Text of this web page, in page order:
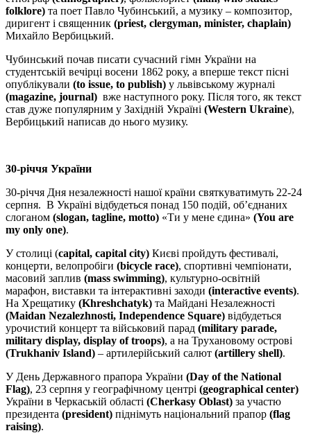
folklore) та поет Павло Чубинський, а музику – композитор,
диригент і священник (priest, clergyman, minister, chaplain)
Михайло Вербицький.
Чубинський почав писати сучасний гімн України на
студентській вечірці восени 1862 року, а вперше текст пісні
опублікували (to issue, to publish) у львівському журналі
(magazine, journal) вже наступного року. Після того, як текст
став дуже популярним у Західній Україні (Western Ukraine),
Вербицький написав до нього музику.
30-річчя України
30-річчя Дня незалежності нашої країни святкуватимуть 22-24
серпня. В Україні відбудеться понад 150 подій, об’єднаних
слоганом (slogan, tagline, motto) «Ти у мене єдина» (You are
my only one).
У столиці (capital, capital city) Києві пройдуть фестивалі,
концерти, велопробіги (bicycle race), спортивні чемпіонати,
масовий заплив (mass swimming), культурно-освітній
марафон, виставки та інтерактивні заходи (interactive events).
На Хрещатику (Khreshchatyk) та Майдані Незалежності
(Maidan Nezalezhnosti, Independence Square) відбудеться
урочистий концерт та військовий парад (military parade,
military display, display of troops), а на Трухановому острові
(Trukhaniv Island) – артилерійський салют (artillery shell).
У День Державного прапора України (Day of the National
Flag), 23 серпня у географічному центрі (geographical center)
України в Черкаській області (Cherkasy Oblast) за участю
президента (president) піднімуть національний прапор (flag
raising).